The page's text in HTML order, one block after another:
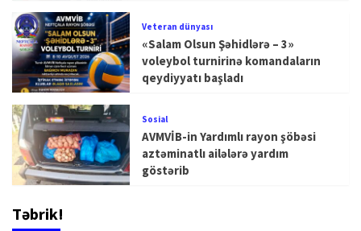
Veteran dünyası
«Salam Olsun Şəhidlərə – 3»
voleybol turnirinə komandaların
qeydiyyatı başladı
Sosial
AVMVİB-in Yardımlı rayon şöbəsi
aztəminatlı ailələrə yardım
göstərib
Təbrik!